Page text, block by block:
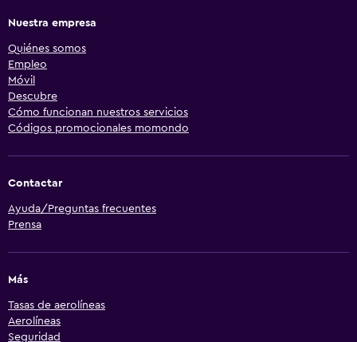
Nuestra empresa
Quiénes somos
Empleo
Móvil
Descubre
Cómo funcionan nuestros servicios
Códigos promocionales momondo
Contactar
Ayuda/Preguntas frecuentes
Prensa
Más
Tasas de aerolíneas
Aerolíneas
Seguridad